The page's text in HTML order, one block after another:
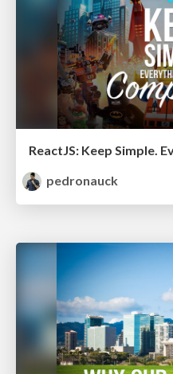
pedronauck